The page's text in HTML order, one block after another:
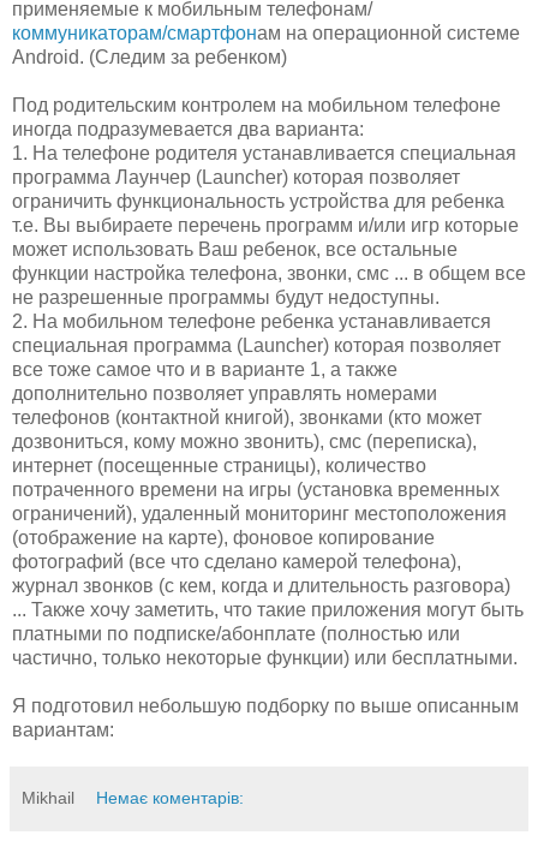
применяемые к мобильным телефонам/
коммуникаторам/смартфонам на операционной системе
Android. (Следим за ребенком)
Под родительским контролем на мобильном телефоне
иногда подразумевается два варианта:
1. На телефоне родителя устанавливается специальная
программа Лаунчер (Launcher) которая позволяет
ограничить функциональность устройства для ребенка
т.е. Вы выбираете перечень программ и/или игр которые
может использовать Ваш ребенок, все остальные
функции настройка телефона, звонки, смс ... в общем все
не разрешенные программы будут недоступны.
2. На мобильном телефоне ребенка устанавливается
специальная программа (Launcher) которая позволяет
все тоже самое что и в варианте 1, а также
дополнительно позволяет управлять номерами
телефонов (контактной книгой), звонками (кто может
дозвониться, кому можно звонить), смс (переписка),
интернет (посещенные страницы), количество
потраченного времени на игры (установка временных
ограничений), удаленный мониторинг местоположения
(отображение на карте), фоновое копирование
фотографий (все что сделано камерой телефона),
журнал звонков (с кем, когда и длительность разговора)
... Также хочу заметить, что такие приложения могут быть
платными по подписке/абонплате (полностью или
частично, только некоторые функции) или бесплатными.
Я подготовил небольшую подборку по выше описанным
вариантам:
Mikhail Немає коментарів: